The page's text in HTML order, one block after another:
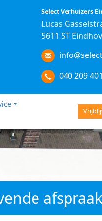
Select Verhuizers
Lucas
5611 ST
040 209
afspraak